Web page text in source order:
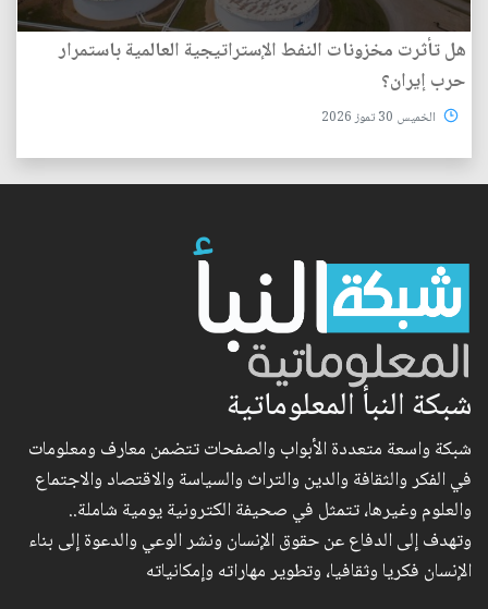
هل تأثرت مخزونات النفط الإستراتيجية العالمية باستمرار
حرب إيران؟
الخميس 30 تموز 2026
شبكة النبأ المعلوماتية
شبكة واسعة متعددة الأبواب والصفحات تتضمن معارف ومعلومات
في الفكر والثقافة والدين والتراث والسياسة والاقتصاد والاجتماع
والعلوم وغيرها، تتمثل في صحيفة الكترونية يومية شاملة..
وتهدف إلى الدفاع عن حقوق الإنسان ونشر الوعي والدعوة إلى بناء
الإنسان فكريا وثقافيا، وتطوير مهاراته وإمكانياته